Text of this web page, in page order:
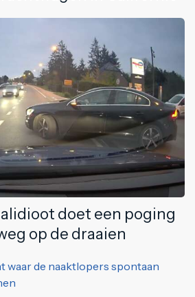
doet een poging
op de draaien